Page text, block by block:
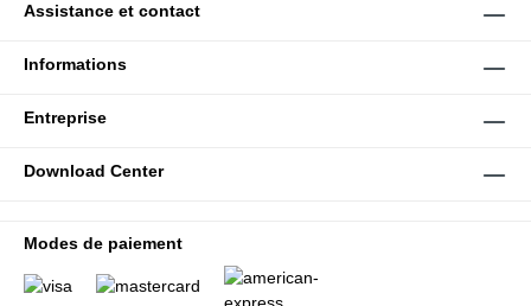
Assistance et contact
Informations
Entreprise
Download Center
Modes de paiement